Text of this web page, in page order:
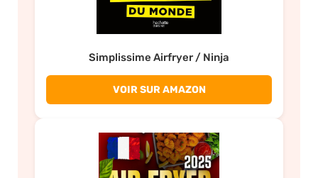
Simplissime Airfryer / Ninja
VOIR SUR AMAZON